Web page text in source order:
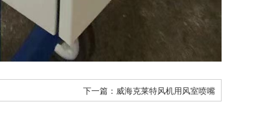
下一篇： 威海克莱特风机用风室喷嘴